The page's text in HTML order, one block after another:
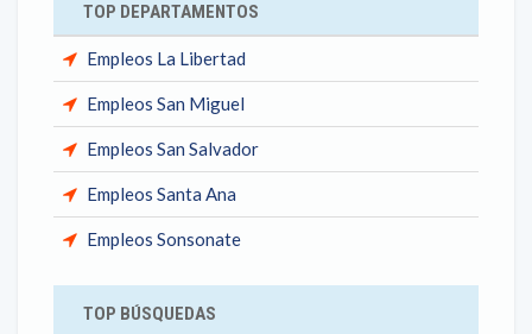
TOP DEPARTAMENTOS
Empleos La Libertad
Empleos San Miguel
Empleos San Salvador
Empleos Santa Ana
Empleos Sonsonate
TOP BÚSQUEDAS